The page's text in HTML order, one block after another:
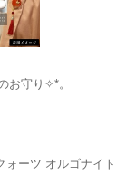
お守り✧︎*。
ォーツ オルゴナイト